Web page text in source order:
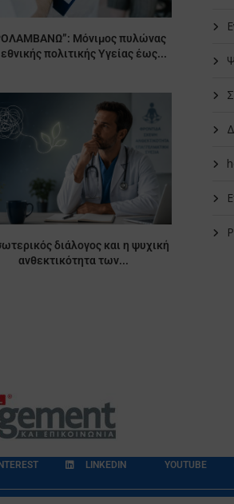
Μόνιμος πυλώνας
πολιτικής Υγείας έως...
διάλογος και η ψυχική
ανθεκτικότητα των...
LINKEDIN YOUTUBE